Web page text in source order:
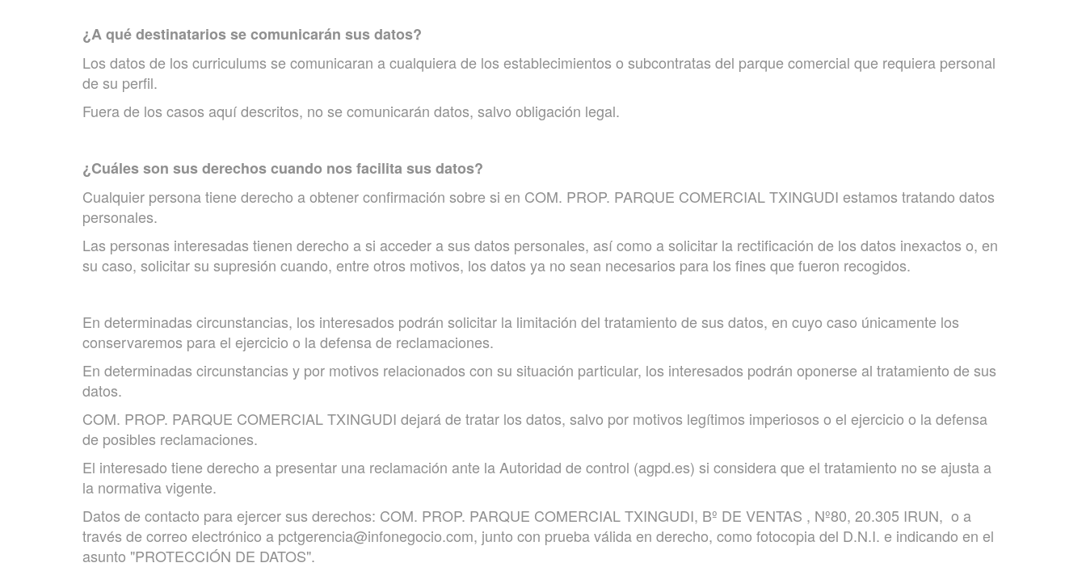
¿A qué destinatarios se comunicarán sus datos?
Los datos de los curriculums se comunicaran a cualquiera de los establecimientos o subcontratas del parque comercial que requiera personal
de su perfil.
Fuera de los casos aquí descritos, no se comunicarán datos, salvo obligación legal.
¿Cuáles son sus derechos cuando nos facilita sus datos?
Cualquier persona tiene derecho a obtener confirmación sobre si en COM. PROP. PARQUE COMERCIAL TXINGUDI estamos tratando datos
personales.
Las personas interesadas tienen derecho a si acceder a sus datos personales, así como a solicitar la rectificación de los datos inexactos o, en
su caso, solicitar su supresión cuando, entre otros motivos, los datos ya no sean necesarios para los fines que fueron recogidos.
En determinadas circunstancias, los interesados podrán solicitar la limitación del tratamiento de sus datos, en cuyo caso únicamente los
conservaremos para el ejercicio o la defensa de reclamaciones.
En determinadas circunstancias y por motivos relacionados con su situación particular, los interesados podrán oponerse al tratamiento de sus
datos.
COM. PROP. PARQUE COMERCIAL TXINGUDI dejará de tratar los datos, salvo por motivos legítimos imperiosos o el ejercicio o la defensa
de posibles reclamaciones.
El interesado tiene derecho a presentar una reclamación ante la Autoridad de control (agpd.es) si considera que el tratamiento no se ajusta a
la normativa vigente.
Datos de contacto para ejercer sus derechos: COM. PROP. PARQUE COMERCIAL TXINGUDI, Bº DE VENTAS , Nº80, 20.305 IRUN, o a
través de correo electrónico a pctgerencia@infonegocio.com, junto con prueba válida en derecho, como fotocopia del D.N.I. e indicando en el
asunto "PROTECCIÓN DE DATOS".